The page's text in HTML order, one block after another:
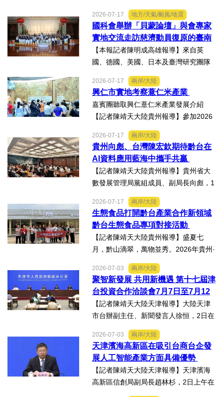
台塑石化等四大公司邀請由當家小生孫
翠鳳領軍的明華園戲劇總團，周末晚在
高雄市林園區廣應廟公益演...
2026-07-17 地方/天氣/颱風/地震
國科會舉辦「貝蒙論壇」與會專家
實地交流走訪慈濟動員復原的臺南
楠西地震及丹娜絲風災區
【本報記者陳明成高雄報導】來自英
國、德國、美國、日本及臺灣研究團隊
科會舉辦的「貝蒙論壇」，實地交流活
動走訪臺南楠西地震及丹娜絲風災區，
慈濟動員資金與萬人次的復原...
2026-07-17 兩岸/大陸
興仁市實地考察薏仁米產業
嘉賓團聽取興仁薏仁米產業發展介紹
【記者陳靖天大陸貴州報導】參加2026
色產業助力鄉村振興對接會的臺灣嘉賓
組團，7月15日，到興仁市實地考察，深
入調研興仁薏仁米...
2026-07-17 兩岸/大陸
貴州向彪、台灣陳宏欽期待黔台在
AI資料應用藍海中攜手共贏
【記者陳靖天大陸貴州報導】貴州省大
數發展管理局黨組成員、副局長向彪，1
作懇談會黔台大數據與人工智能產業對
接會上表示，召開黔台大數據與人工智
能產業對接會，旨在搭建兩...
2026-07-17 兩岸/大陸
生態食品打開黔台產業合作新領域
黔台生態食品專項對接活動
【記者陳靖天大陸貴州報導】盛夏七
月，黔山滴翠，萬物並秀。2026年貴州·
品專項對接活動」於7月13日至16日舉
行。近30名台商代表跨海而來，踏訪貴
州生態食品產業一線，...
2026-07-03 兩岸/大陸
聚智新發展 共用新機遇 第十七屆津
台投資合作洽談會7月7日至7月12
日在天津舉辦
【記者陳靖天大陸天津報導】大陸天津
市台辦副主任、新聞發言人徐恒，2日在
會上表示，津台投資合作洽談會，從200
8年至今已成功舉辦16屆，津台會已成為
兩岸重要的經貿交流合...
2026-07-03 兩岸/大陸
天津濱海高新區在吸引台商台企發
展人工智能產業方面具備優勢
【記者陳靖天大陸天津報導】天津濱海
高新區信創局副局長趙林杉，2日上午在